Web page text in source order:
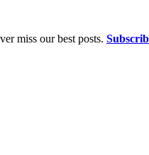
miss our best posts.